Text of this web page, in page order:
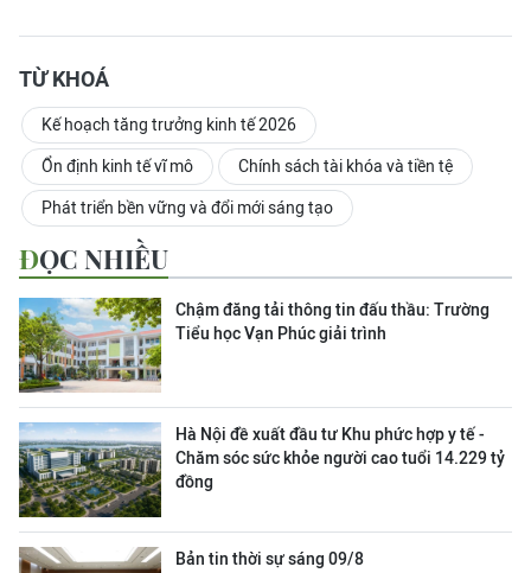
TỪ KHOÁ
Kế hoạch tăng trưởng kinh tế 2026
Ổn định kinh tế vĩ mô Chính sách tài khóa và tiền tệ
Phát triển bền vững và đổi mới sáng tạo
ĐỌC NHIỀU
Chậm đăng tải thông tin đấu thầu: Trường
Tiểu học Vạn Phúc giải trình
Hà Nội đề xuất đầu tư Khu phức hợp y tế -
Chăm sóc sức khỏe người cao tuổi 14.229 tỷ
đồng
Bản tin thời sự sáng 09/8